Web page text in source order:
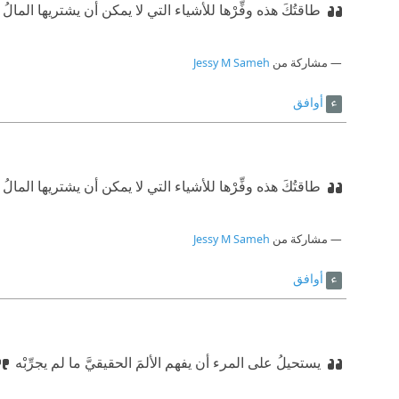
طاقتُكَ هذه وفِّرْها للأشياء التي لا يمكن أن يشتريها المالُ
مشاركة من Jessy M Sameh
أوافق
طاقتُكَ هذه وفِّرْها للأشياء التي لا يمكن أن يشتريها المالُ
مشاركة من Jessy M Sameh
أوافق
يستحيلُ على المرء أن يفهم الألمَ الحقيقيَّ ما لم يجرِّبْه